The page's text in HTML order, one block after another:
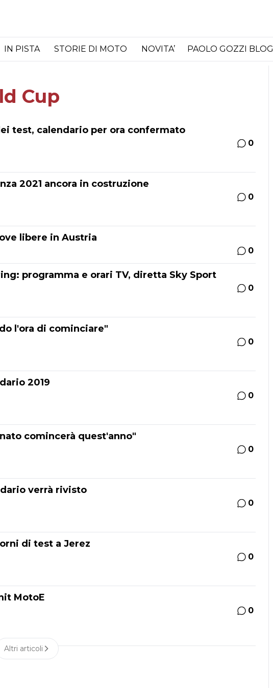
IN PISTA STORIE DI MOTO NOVITA’ PAOLO GOZZI BLOG
Cup
test, calendario per ora confermato
0
2021 ancora in costruzione
0
libere in Austria
0
programma e orari TV, diretta Sky Sport
0
l'ora di cominciare"
0
2019
0
comincerà quest'anno"
0
verrà rivisto
0
di test a Jerez
0
MotoE
0
Altri articoli